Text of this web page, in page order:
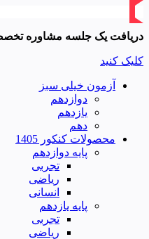
دریافت یک جلسه مشاوره
کلیک کنید
آزمون خیلی سبز
دوازدهم
یازدهم
دهم
محصولات کنکور 1405
پایه دوازدهم
تجربی
ریاضی
انسانی
پایه یازدهم
تجربی
ریاضی